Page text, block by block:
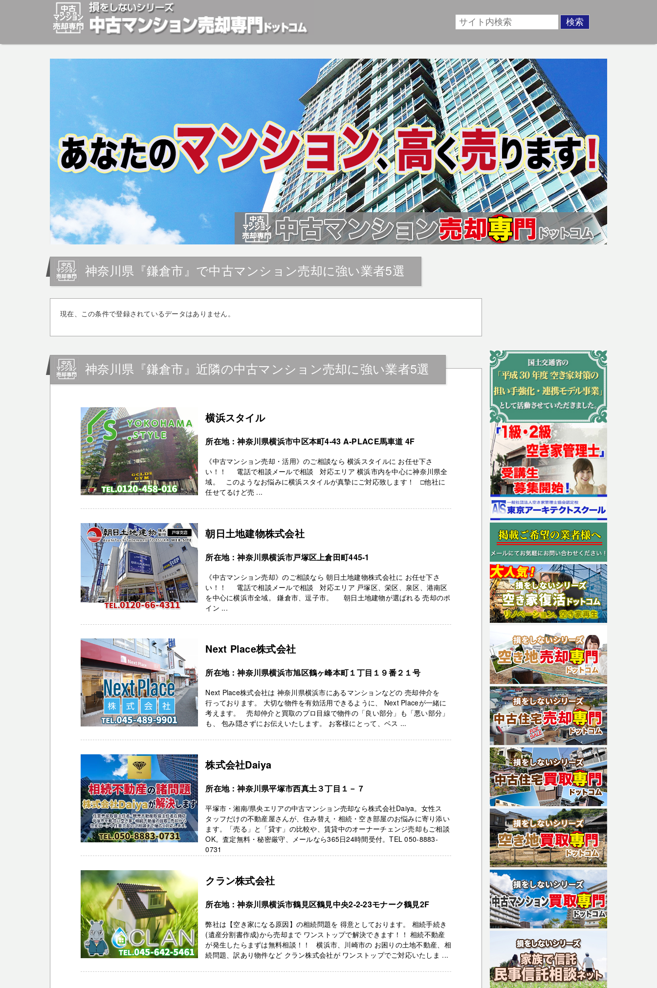
マンションの「売却」は「個人」の方々が、「買取」は不動産や開発等の「業者」が物件を買います。一般的に「売却」は時間はかかるが相場に準じた売却金額、「買取」は短期ではあるが相場より
安めの売却金額と言われています。マンションの売却をご検討中の方はお気軽にご相談ください。マンション、アパート、相続不動産など不動産売却のお悩みを全国の専門家が解決致します！
神奈川県『鎌倉市』で中古マンション売却に強い業者5選
現在、この条件で登録されているデータはありません。
神奈川県『鎌倉市』近隣の中古マンション売却に強い業者5選
横浜スタイル
所在地：神奈川県横浜市中区本町4-43 A-PLACE馬車道 4F
《中古マンション売却・活用》のご相談なら 横浜スタイルに お任せ下さ
い！！ 電話で相談メールで相談 対応エリア 横浜市内を中心に神奈川県全
域。 このようなお悩みに横浜スタイルが真摯にご対応致します！ □他社に
任せてるけど売 ...
朝日土地建物株式会社
所在地：神奈川県横浜市戸塚区上倉田町445-1
《中古マンション売却》のご相談なら 朝日土地建物株式会社に お任せ下さ
い！！ 電話で相談メールで相談 対応エリア 戸塚区、栄区、泉区、港南区
を中心に横浜市全域。 鎌倉市、逗子市。 朝日土地建物が選ばれる 売却のポ
イン ...
Next Place株式会社
所在地：神奈川県横浜市旭区鶴ヶ峰本町１丁目１９番２１号
Next Place株式会社は 神奈川県横浜市にあるマンションなどの 売却仲介を
行っております。 大切な物件を有効活用できるように、 Next Placeが一緒に
考えます。 売却仲介と買取のプロ目線で物件の「良い部分」も「悪い部分」
も、 包み隠さずにお伝えいたします。 お客様にとって、ベス ...
株式会社Daiya
所在地：神奈川県平塚市西真土３丁目１－７
平塚市・湘南/県央エリアの中古マンション売却なら株式会社Daiya。女性ス
タッフだけの不動産屋さんが、住み替え・相続・空き部屋のお悩みに寄り添い
ます。「売る」と「貸す」の比較や、賃貸中のオーナーチェンジ売却もご相談
OK。査定無料・秘密厳守、メールなら365日24時間受付。TEL 050-8883-
0731
クラン株式会社
所在地：神奈川県横浜市鶴見区鶴見中央2-2-23モナーク鶴見2F
弊社は【空き家になる原因】の相続問題を 得意としております。 相続手続き
(遺産分割書作成)から売却まで ワンストップで解決できます！！ 相続不動産
が発生したらまずは無料相談！！ 横浜市、川崎市の お困りの土地不動産、相
続問題、訳あり物件など クラン株式会社が ワンストップでご対応いたしま ...